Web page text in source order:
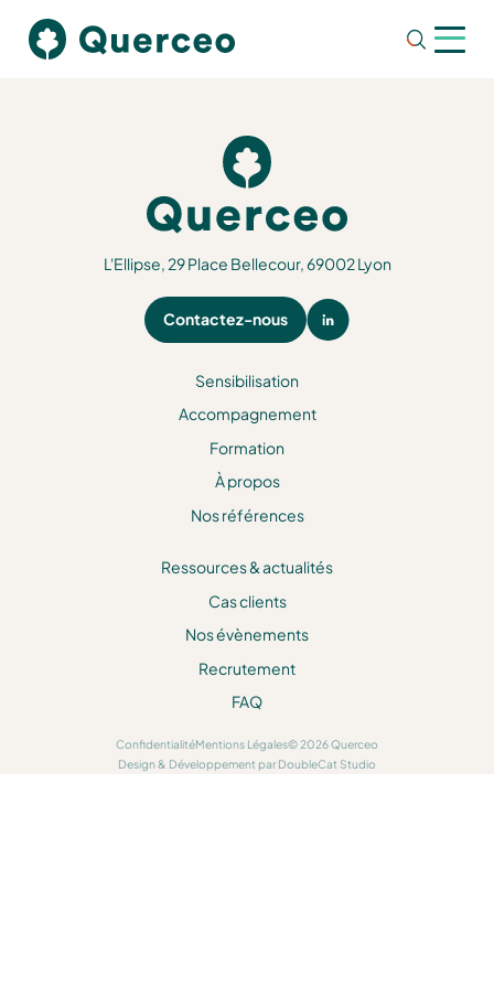
L'Ellipse, 29 Place Bellecour, 69002 Lyon
Contactez-nous
Sensibilisation
Accompagnement
Formation
À propos
Nos références
Ressources & actualités
Cas clients
Nos évènements
Recrutement
FAQ
ConfidentialitéMentions Légales© 2026 Querceo
Design & Développement par DoubleCat Studio